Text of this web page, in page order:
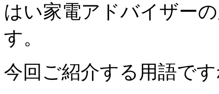
はい家電アドバイザー
す。
今回ご紹介する用語で